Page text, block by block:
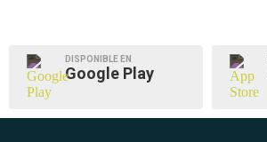
DISPONIBLE EN
Google Play